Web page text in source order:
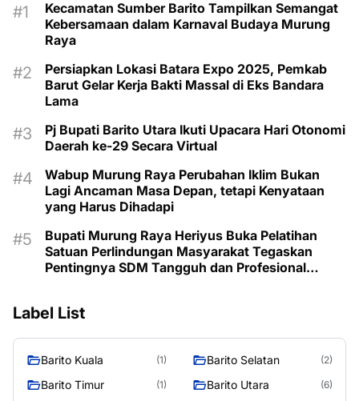
Kecamatan Sumber Barito Tampilkan Semangat
Kebersamaan dalam Karnaval Budaya Murung
Raya
Persiapkan Lokasi Batara Expo 2025, Pemkab
Barut Gelar Kerja Bakti Massal di Eks Bandara
Lama
Pj Bupati Barito Utara Ikuti Upacara Hari Otonomi
Daerah ke-29 Secara Virtual
Wabup Murung Raya Perubahan Iklim Bukan
Lagi Ancaman Masa Depan, tetapi Kenyataan
yang Harus Dihadapi
Bupati Murung Raya Heriyus Buka Pelatihan
Satuan Perlindungan Masyarakat Tegaskan
Pentingnya SDM Tangguh dan Profesional
Label List
Barito Kuala (1) Barito Selatan (2)
Barito Timur (1) Barito Utara (6)